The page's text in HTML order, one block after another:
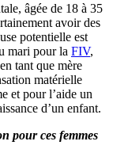
âgée de 18 à 35
avoir des
potentielle est
mari pour la FIV,
tant que mère
matérielle
et pour l’aide un
d’un enfant.
pour ces femmes